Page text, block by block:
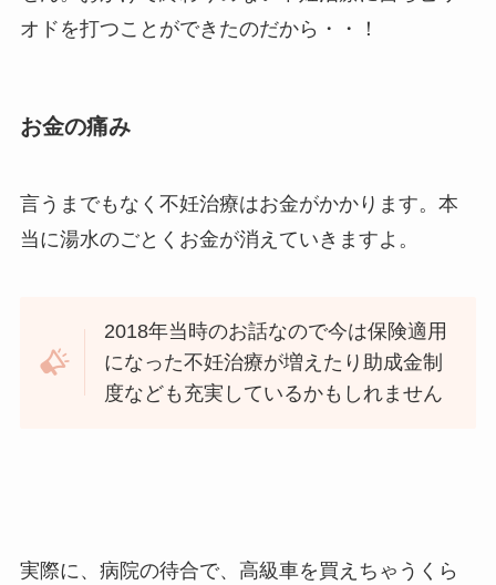
オドを打つことができたのだから・・！
お金の痛み
言うまでもなく不妊治療はお金がかかります。本
当に湯水のごとくお金が消えていきますよ。
2018年当時のお話なので今は保険適用
になった不妊治療が増えたり助成金制
度なども充実しているかもしれません
実際に、病院の待合で、高級車を買えちゃうくら